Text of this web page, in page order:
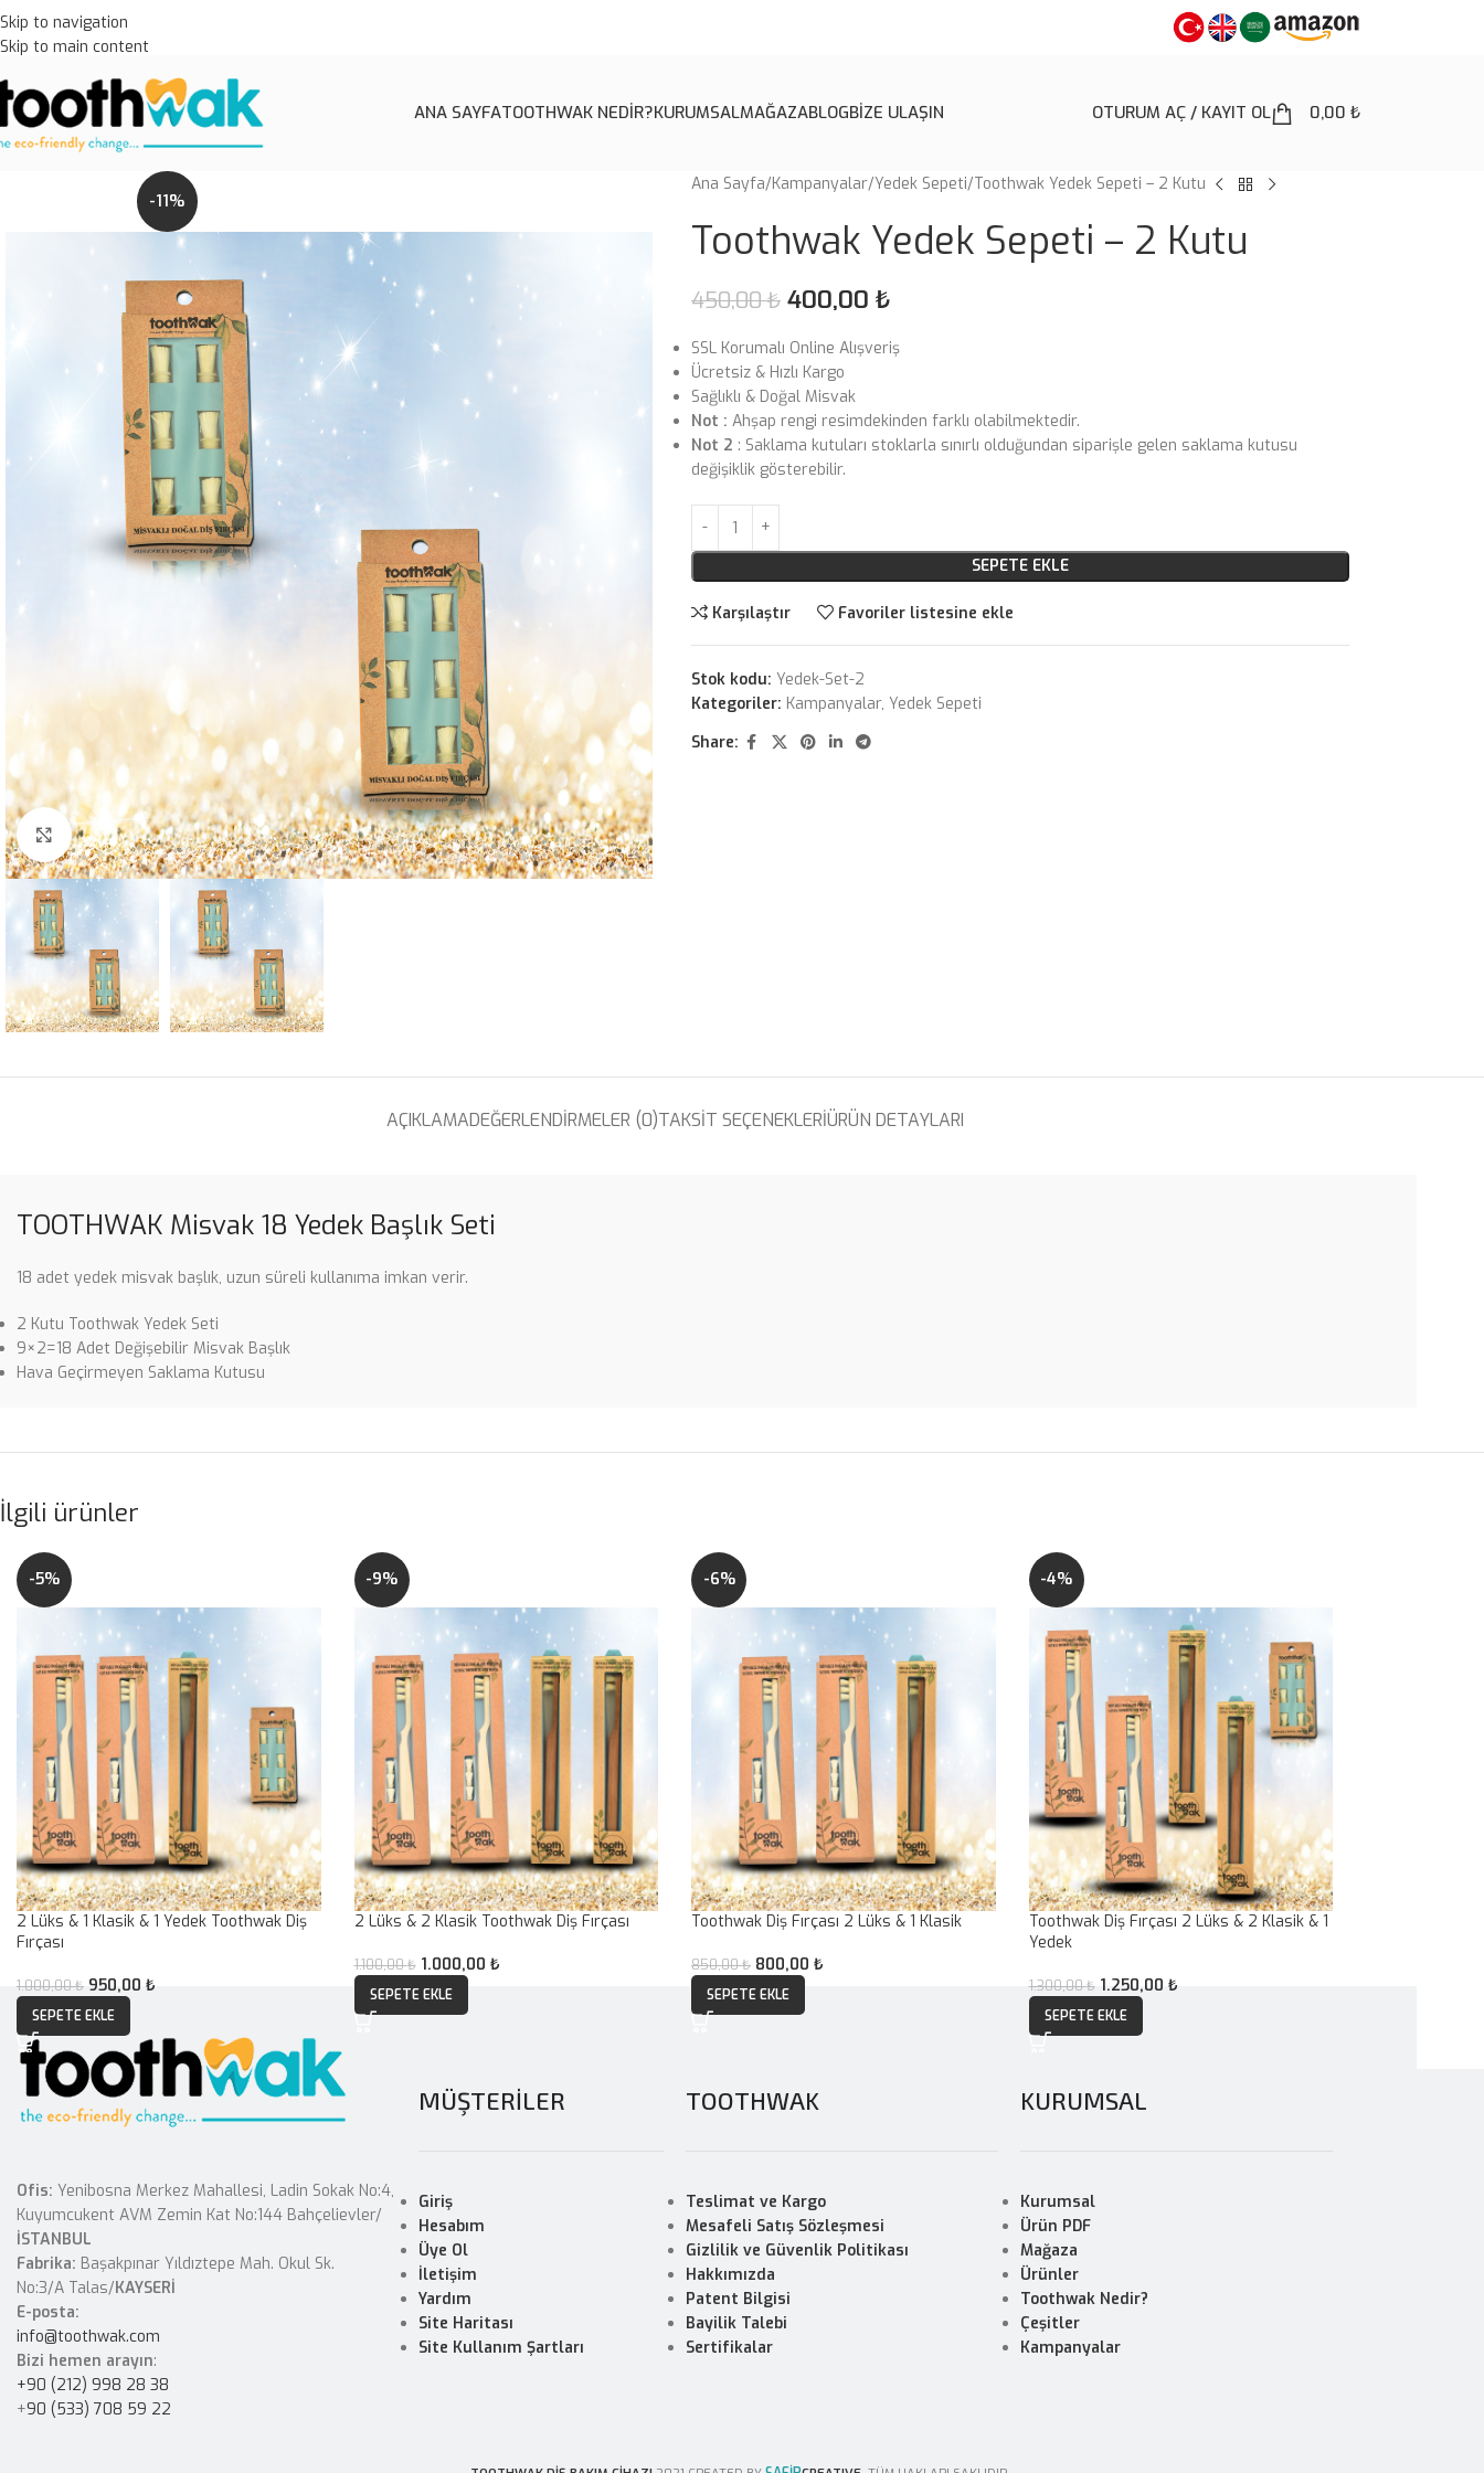
Skip to navigation
Skip to main content
ANA SAYFATOOTHWAK NEDİR?KURUMSALMAĞAZABLOGBİZE ULAŞIN OTURUM AÇ / KAYIT OL 0,00 ₺
-11%
Click to enlarge
Ana Sayfa Kampanyalar Yedek Sepeti Toothwak Yedek Sepeti – 2 Kutu
Toothwak Yedek Sepeti – 2 Kutu
450,00₺ 400,00 ₺
SSL Korumalı Online Alışveriş
Ücretsiz & Hızlı Kargo
Sağlıklı & Doğal Misvak
Not : Ahşap rengi resimdekinden farklı olabilmektedir.
Not 2 : Saklama kutuları stoklarla sınırlı olduğundan siparişle gelen saklama kutusu
değişiklik gösterebilir.
SEPETE EKLE
Karşılaştır Favoriler listesine ekle
Stok kodu: Yedek-Set-2
Kategoriler: Kampanyalar, Yedek Sepeti
Share:
AÇIKLAMADEĞERLENDIRMELER (0)TAKSIT SEÇENEKLERIÜRÜN DETAYLARI
TOOTHWAK Misvak 18 Yedek Başlık Seti
18 adet yedek misvak başlık, uzun süreli kullanıma imkan verir.
2 Kutu Toothwak Yedek Seti
9×2=18 Adet Değişebilir Misvak Başlık
Hava Geçirmeyen Saklama Kutusu
İlgili ürünler
-5%
2 Lüks & 1 Klasik & 1 Yedek Toothwak Diş
Fırçası
1.000,00₺ 950,00 ₺
SEPETE EKLE
-9%
2 Lüks & 2 Klasik Toothwak Diş Fırçası
1.100,00₺ 1.000,00 ₺
SEPETE EKLE
-6%
Toothwak Diş Fırçası 2 Lüks & 1 Klasik
850,00₺ 800,00 ₺
SEPETE EKLE
-4%
Toothwak Diş Fırçası 2 Lüks & 2 Klasik & 1
Yedek
1.300,00₺ 1.250,00 ₺
SEPETE EKLE
Ofis: Yenibosna Merkez Mahallesi, Ladin Sokak No:4,
Kuyumcukent AVM Zemin Kat No:144 Bahçelievler/
İSTANBUL
Fabrika: Başakpınar Yıldıztepe Mah. Okul Sk.
No:3/A Talas/KAYSERİ
E-posta:
info@toothwak.com
Bizi hemen arayın:
+90 (212) 998 28 38
+90 (533) 708 59 22
MÜŞTERİLER
Giriş
Hesabım
Üye Ol
İletişim
Yardım
Site Haritası
Site Kullanım Şartları
TOOTHWAK
Teslimat ve Kargo
Mesafeli Satış Sözleşmesi
Gizlilik ve Güvenlik Politikası
Hakkımızda
Patent Bilgisi
Bayilik Talebi
Sertifikalar
KURUMSAL
Kurumsal
Ürün PDF
Mağaza
Ürünler
Toothwak Nedir?
Çeşitler
Kampanyalar